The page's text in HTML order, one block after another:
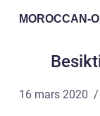
MOROCCAN-
16 mars 2020